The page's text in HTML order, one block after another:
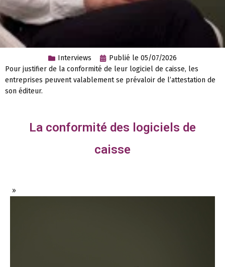
Interviews Publié le 05/07/2026
Pour justifier de la conformité de leur logiciel de caisse, les
entreprises peuvent valablement se prévaloir de l’attestation de
son éditeur.
La conformité des logiciels de
caisse
»